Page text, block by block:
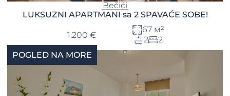
Bečići
LUКSUZNI APARTMANI sa 2 SPAVAĆE SOBE!
1.200 €
67 м²
2
2
POGLED NA MORE